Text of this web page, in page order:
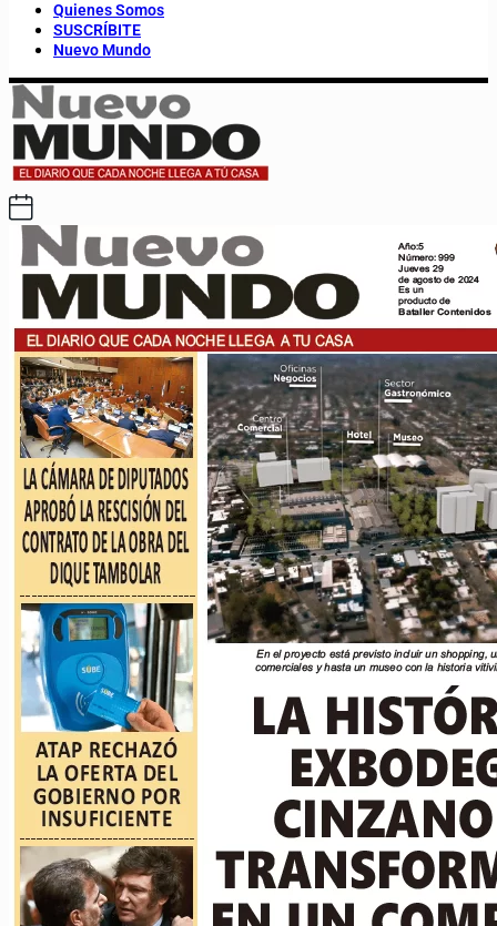
Quienes Somos
SUSCRÍBITE
Nuevo Mundo